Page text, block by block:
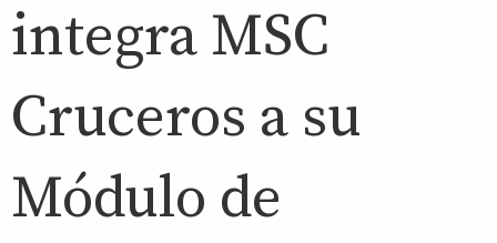
integra MSC
Cruceros a su
Módulo de